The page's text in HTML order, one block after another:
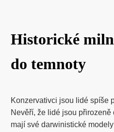
Historické
do temnoty
Konzervativci jsou lidé spíše
Nevěří, že lidé jsou
mají své darwinistické